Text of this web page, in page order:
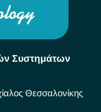
Συστημάτων
Θεσσαλονίκης